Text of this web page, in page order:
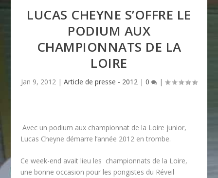
LUCAS CHEYNE S’OFFRE LE
PODIUM AUX
CHAMPIONNATS DE LA
LOIRE
Jan 9, 2012 | Article de presse - 2012 | 0 |
Avec un podium aux championnat de la Loire junior,
Lucas Cheyne démarre l’année 2012 en trombe.
Ce week-end avait lieu les championnats de la Loire,
une bonne occasion pour les pongistes du Réveil